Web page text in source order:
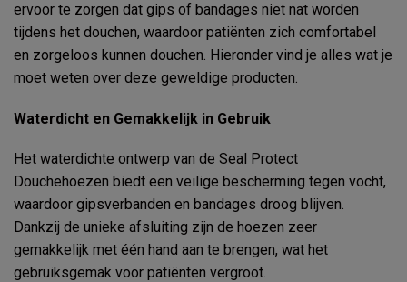
ervoor te zorgen dat gips of bandages niet nat worden
tijdens het douchen, waardoor patiënten zich comfortabel
en zorgeloos kunnen douchen. Hieronder vind je alles wat je
moet weten over deze geweldige producten.
Waterdicht en Gemakkelijk in Gebruik
Het waterdichte ontwerp van de Seal Protect
Douchehoezen biedt een veilige bescherming tegen vocht,
waardoor gipsverbanden en bandages droog blijven.
Dankzij de unieke afsluiting zijn de hoezen zeer
gemakkelijk met één hand aan te brengen, wat het
gebruiksgemak voor patiënten vergroot.